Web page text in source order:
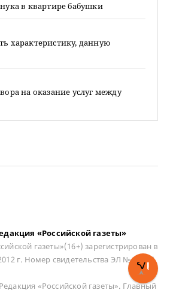
в квартире бабушки
характеристику, данную
на оказание услуг между
«Российской газеты»
газеты»(16+) зарегистрирован в
г. Номер свидетельства ЭЛ № ФС 77
«Российской газеты». Главный